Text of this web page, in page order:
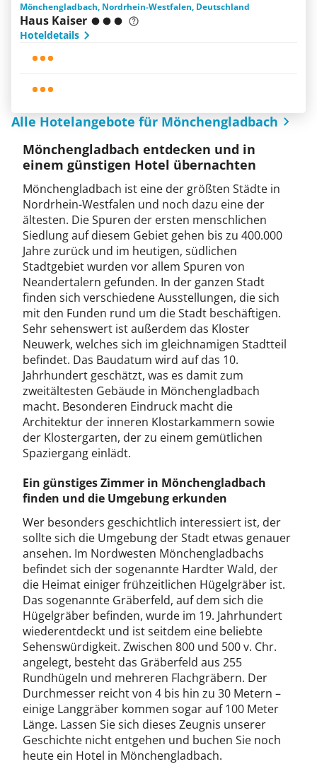
Mönchengladbach, Nordrhein-Westfalen, Deutschland
Haus Kaiser
Hoteldetails
Alle Hotelangebote für Mönchengladbach
Mönchengladbach entdecken und in
einem günstigen Hotel übernachten
Mönchengladbach ist eine der größten Städte in
Nordrhein-Westfalen und noch dazu eine der
ältesten. Die Spuren der ersten menschlichen
Siedlung auf diesem Gebiet gehen bis zu 400.000
Jahre zurück und im heutigen, südlichen
Stadtgebiet wurden vor allem Spuren von
Neandertalern gefunden. In der ganzen Stadt
finden sich verschiedene Ausstellungen, die sich
mit den Funden rund um die Stadt beschäftigen.
Sehr sehenswert ist außerdem das Kloster
Neuwerk, welches sich im gleichnamigen Stadtteil
befindet. Das Baudatum wird auf das 10.
Jahrhundert geschätzt, was es damit zum
zweitältesten Gebäude in Mönchengladbach
macht. Besonderen Eindruck macht die
Architektur der inneren Klostarkammern sowie
der Klostergarten, der zu einem gemütlichen
Spaziergang einlädt.
Ein günstiges Zimmer in Mönchengladbach
finden und die Umgebung erkunden
Wer besonders geschichtlich interessiert ist, der
sollte sich die Umgebung der Stadt etwas genauer
ansehen. Im Nordwesten Mönchengladbachs
befindet sich der sogenannte Hardter Wald, der
die Heimat einiger frühzeitlichen Hügelgräber ist.
Das sogenannte Gräberfeld, auf dem sich die
Hügelgräber befinden, wurde im 19. Jahrhundert
wiederentdeckt und ist seitdem eine beliebte
Sehenswürdigkeit. Zwischen 800 und 500 v. Chr.
angelegt, besteht das Gräberfeld aus 255
Rundhügeln und mehreren Flachgräbern. Der
Durchmesser reicht von 4 bis hin zu 30 Metern –
einige Langgräber kommen sogar auf 100 Meter
Länge. Lassen Sie sich dieses Zeugnis unserer
Geschichte nicht entgehen und buchen Sie noch
heute ein Hotel in Mönchengladbach.